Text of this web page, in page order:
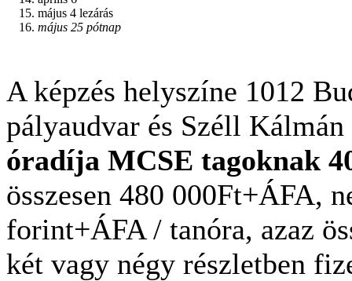
május 4 lezárás
május 25 pótnap
A képzés helyszíne 1012
pályaudvar és Széll
óradíja MCSE tagoknak
összesen 480 000Ft+ÁFA,
forint+ÁFA / tanóra, azaz
két vagy négy részletben